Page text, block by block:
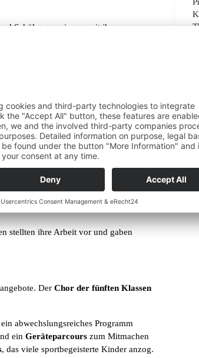
Schüler gemeinsam mit ihren
anderem:
Pfeiffer Schmiede, Müller Fleisch
stellten ihre Arbeit vor und gaben
Der Chor der fünften Klassen
abwechslungsreiches Programm
ein Geräteparcours zum Mitmachen
, das viele sportbegeisterte Kinder anzog.